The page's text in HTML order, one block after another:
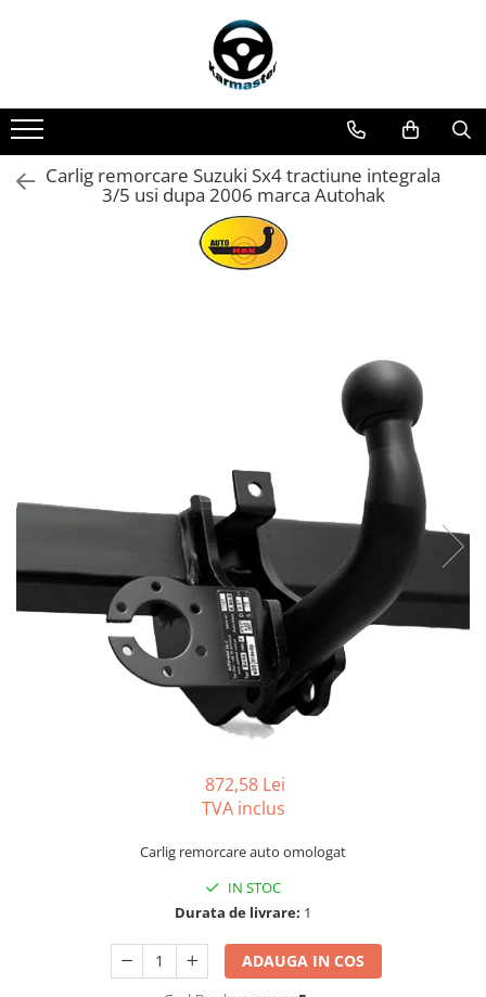
Accesorii carlige de remorcare
Accesorii cutii portbagaj
Accesorii remorci
Amortizoare osie remorci
Carlige BYD
Carlige Chery
Carlige Chevrolet
Carlige Chrysler
Carlige Citroen
Carlig remorcare Suzuki Sx4 tractiune integrala
3/5 usi dupa 2006 marca Autohak
872,58 Lei
TVA inclus
Carlig remorcare auto omologat
IN STOC
Durata de livrare: 1
ADAUGA IN COS